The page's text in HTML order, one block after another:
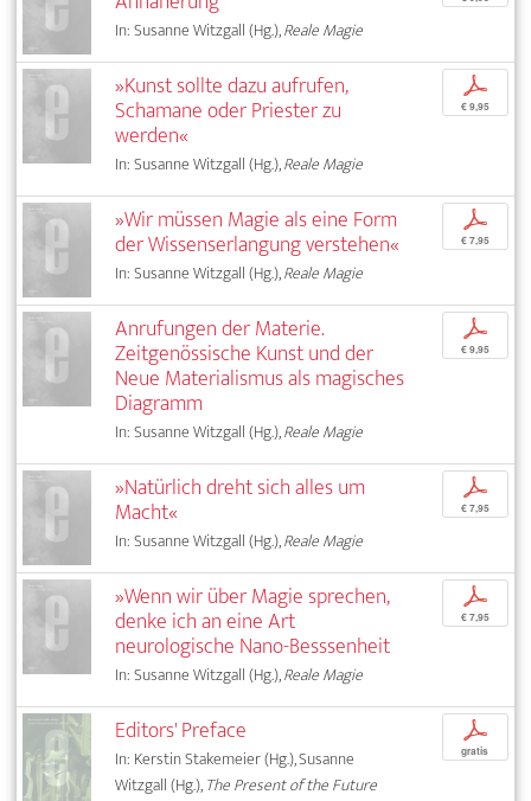
In: Susanne Witzgall (Hg.),Reale Magie
»Kunst sollte dazu aufrufen,
Schamane oder Priester zu
werden«
In: Susanne Witzgall (Hg.),Reale Magie
p
€ 9,95
»Wir müssen Magie als eine Form
der Wissenserlangung verstehen«
In: Susanne Witzgall (Hg.),Reale Magie
p
€ 7,95
Anrufungen der Materie.
Zeitgenössische Kunst und der
Neue Materialismus als magisches
Diagramm
In: Susanne Witzgall (Hg.),Reale Magie
p
€ 9,95
»Natürlich dreht sich alles um
Macht«
In: Susanne Witzgall (Hg.),Reale Magie
p
€ 7,95
»Wenn wir über Magie sprechen,
denke ich an eine Art
neurologische Nano-Besssenheit
In: Susanne Witzgall (Hg.),Reale Magie
p
€ 7,95
Editors' Preface
In: Kerstin Stakemeier (Hg.), Susanne
Witzgall (Hg.),The Present of the Future
p
gratis